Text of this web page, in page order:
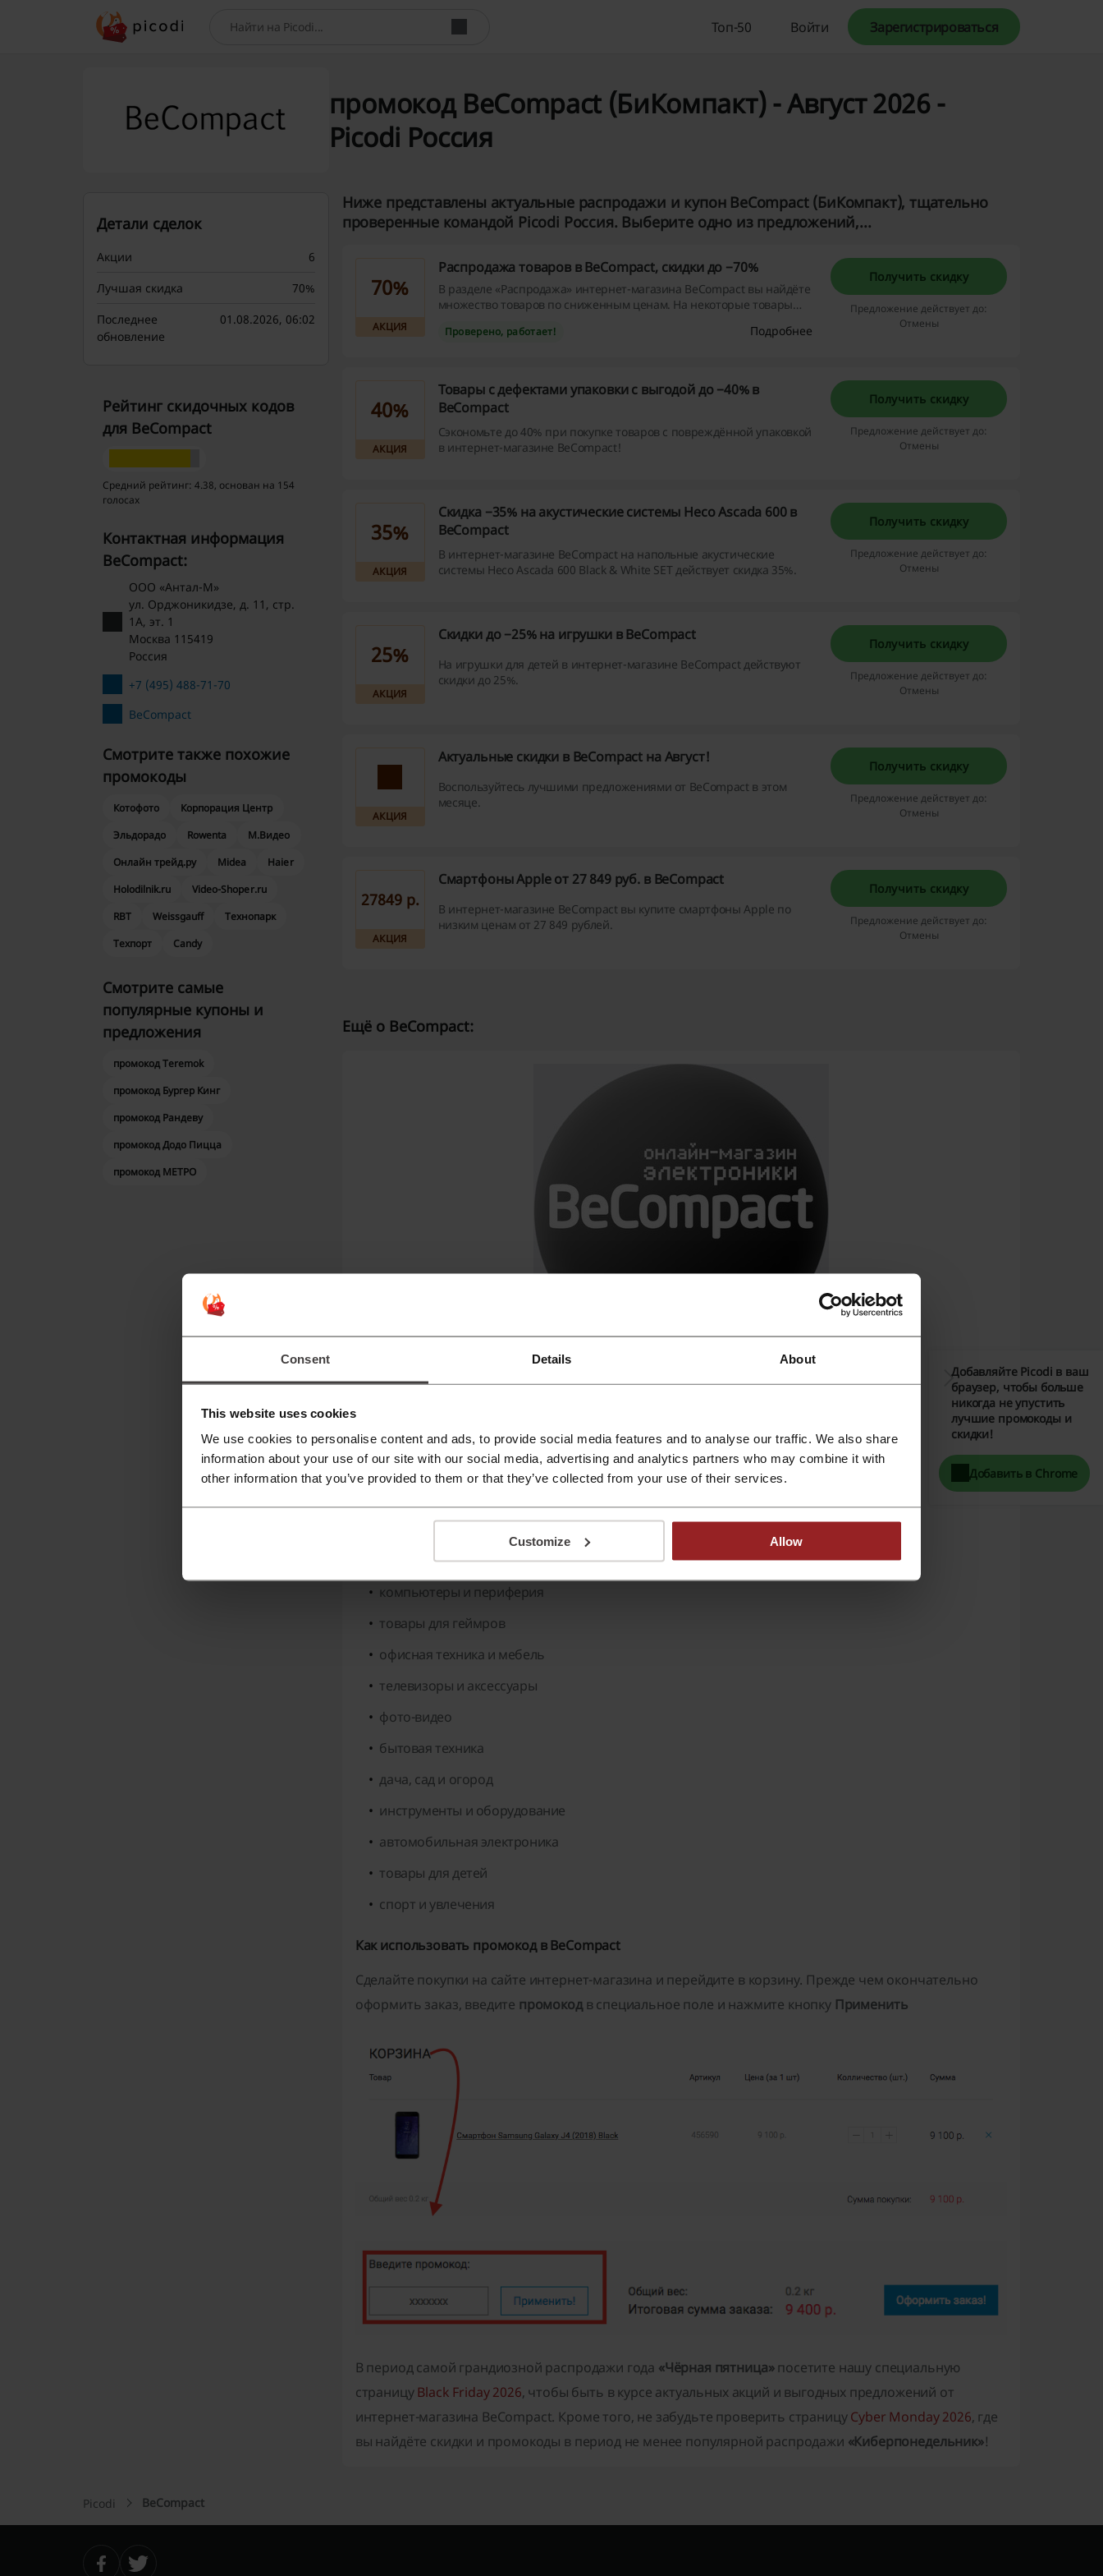
Consent Details About
This website uses cookies
We use cookies to personalise content and ads, to provide social media features and to analyse our traffic. We also share
information about your use of our site with our social media, advertising and analytics partners who may combine it with
other information that you’ve provided to them or that they’ve collected from your use of their services.
Customize Allow
Поиск Топ-50 Войти Зарегистрироваться
промокод BeCompact (БиКомпакт) - Август 2026 -
Picodi Россия
Ниже представлены актуальные распродажи и купон BeCompact (БиКомпакт), тщательно
проверенные командой Picodi Россия. Выберите одно из предложений,...
70%
АКЦИЯ
Распродажа товаров в BeCompact, скидки до −70%
В разделе «Распродажа» интернет-магазина BeCompact вы найдёте
множество товаров по сниженным ценам. На некоторые товары
Подробнее
Проверено, работает!
Получить скидку
Предложение действует до:
Отмены
40%
АКЦИЯ
Товары с дефектами упаковки с выгодой до −40% в
BeCompact
Сэкономьте до 40% при покупке товаров с повреждённой упаковкой
в интернет-магазине BeCompact!
Получить скидку
Предложение действует до:
Отмены
35%
АКЦИЯ
Скидка −35% на акустические системы Heco Ascada 600 в
BeCompact
В интернет-магазине BeCompact на напольные акустические
системы Heco Ascada 600 Black & White SET действует скидка 35%.
Получить скидку
Предложение действует до:
Отмены
25%
АКЦИЯ
Скидки до −25% на игрушки в BeCompact
На игрушки для детей в интернет-магазине BeCompact действуют
скидки до 25%.
Получить скидку
Предложение действует до:
Отмены
АКЦИЯ
Актуальные скидки в BeCompact на Август!
Воспользуйтесь лучшими предложениями от BeCompact в этом
месяце.
Получить скидку
Предложение действует до:
Отмены
27849 p.
АКЦИЯ
Смартфоны Apple от 27 849 руб. в BeCompact
В интернет-магазине BeCompact вы купите смартфоны Apple по
низким ценам от 27 849 рублей.
Получить скидку
Предложение действует до:
Отмены
Детали сделок
Акции
6
Лучшая скидка
70%
Последнее
обновление
01.08.2026, 06:02
Рейтинг скидочных кодов
для BeCompact
Средний рейтинг: 4.38, основан на 154
голосах
Контактная информация
BeCompact:
ООО «Антал-М»
ул. Орджоникидзе, д. 11, стр.
1А, эт. 1
Москва 115419
Россия
+7 (495) 488-71-70
BeCompact
Смотрите также похожие
промокоды
Котофото
Корпорация Центр
Эльдорадо
Rowenta
М.Видео
Онлайн трейд.ру
Midea
Haier
Holodilnik.ru
Video-Shoper.ru
RBT
Weissgauff
Технопарк
Техпорт
Candy
Смотрите самые
популярные купоны и
предложения
промокод Teremok
промокод Бургер Кинг
промокод Рандеву
промокод Додо Пицца
промокод МЕТРО
Ещё о BeCompact:
Об интернет-магазине BeCompact
BeCompact – универсальный и
Каталог интернет-магазина БиКомпакт
смартфоны и планшеты
компьютеры и периферия
товары для геймров
офисная техника и мебель
телевизоры и аксессуары
фото-видео
бытовая техника
дача, сад и огород
инструменты и оборудование
автомобильная электроника
товары для детей
спорт и увлечения
Как использовать промокод в BeCompact
Сделайте покупки на сайте интернет-магазина и перейдите в корзину. Прежде чем окончательно
оформить заказ, введите промокодв специальное поле и нажмите кнопку Применить
В период самой грандиозной распродажи года «Чёрная пятница»посетите нашу специальную
страницуBlack Friday 2026, чтобы быть в курсе актуальных акций и выгодных предложений от
интернет-магазина BeCompact. Кроме того, не забудьте проверить страницуCyber Monday 2026, где
вы найдёте скидки и промокоды в период не менее популярной распродажи «Киберпонедельник»!
Picodi BeCompact
Добавляйте Picodi в ваш
браузер, чтобы больше
никогда не упустить
лучшие промокоды и
скидки!
Добавить в Chrome